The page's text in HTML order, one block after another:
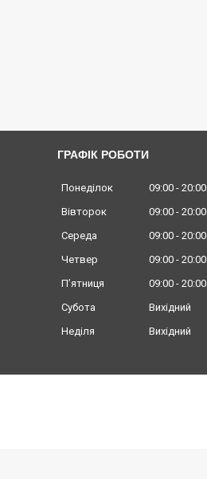
ГРАФІК РОБОТИ
Понеділок 09:00
20:00
Вівторок
09:00
20:00
Середа
09:00
20:00
Четвер
09:00
20:00
Пʼятниця
09:00
20:00
Субота
Вихідний
Неділя
Вихідний